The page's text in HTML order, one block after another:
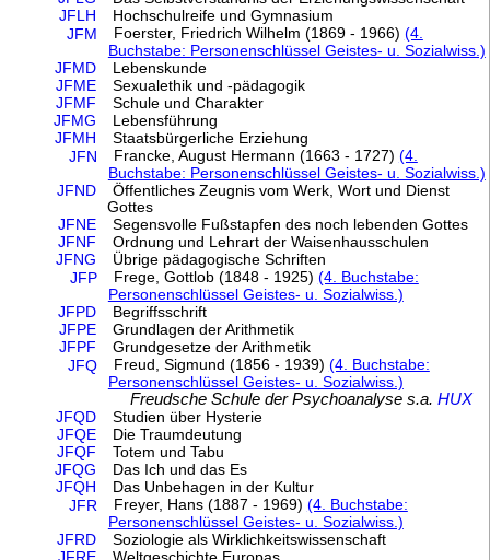
JFLH
Hochschulreife und Gymnasium
JFM Foerster, Friedrich Wilhelm (1869 - 1966) (4.
Buchstabe: Personenschlüssel Geistes- u. Sozialwiss.)
JFMD
Lebenskunde
JFME
Sexualethik und -pädagogik
JFMF
Schule und Charakter
JFMG
Lebensführung
JFMH
Staatsbürgerliche Erziehung
JFN Francke, August Hermann (1663 - 1727) (4.
Buchstabe: Personenschlüssel Geistes- u. Sozialwiss.)
JFND
Öffentliches Zeugnis vom Werk, Wort und Dienst
Gottes
JFNE
Segensvolle Fußstapfen des noch lebenden Gottes
JFNF
Ordnung und Lehrart der Waisenhausschulen
JFNG
Übrige pädagogische Schriften
JFP Frege, Gottlob (1848 - 1925) (4. Buchstabe:
Personenschlüssel Geistes- u. Sozialwiss.)
JFPD
Begriffsschrift
JFPE
Grundlagen der Arithmetik
JFPF
Grundgesetze der Arithmetik
JFQ Freud, Sigmund (1856 - 1939) (4. Buchstabe:
Personenschlüssel Geistes- u. Sozialwiss.)
Freudsche Schule der Psychoanalyse s.a. HUX
JFQD
Studien über Hysterie
JFQE
Die Traumdeutung
JFQF
Totem und Tabu
JFQG
Das Ich und das Es
JFQH
Das Unbehagen in der Kultur
JFR Freyer, Hans (1887 - 1969) (4. Buchstabe:
Personenschlüssel Geistes- u. Sozialwiss.)
JFRD
Soziologie als Wirklichkeitswissenschaft